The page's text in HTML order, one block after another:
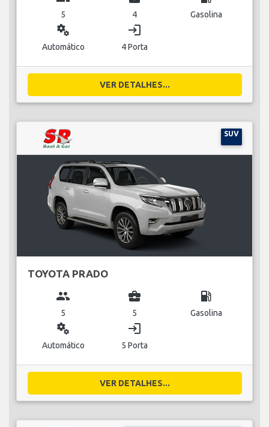
5 4 Gasolina
miscellaneous_services
Automático
login
4 Porta
VER DETALHES...
SUV
TOYOTA PRADO
group
5
business_center
5
local_gas_station
Gasolina
miscellaneous_services
Automático
login
5 Porta
VER DETALHES...